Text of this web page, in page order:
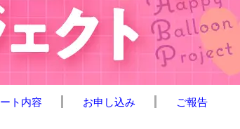
ト内容 お申し込み ご報告